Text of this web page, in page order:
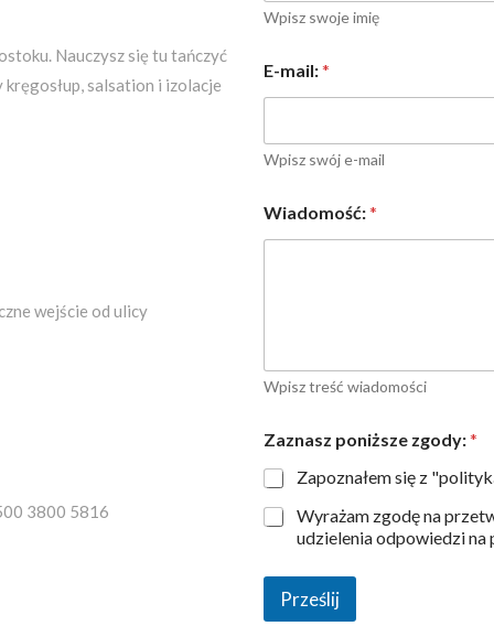
Nauczysz się tu tańczyć
kręgosłup, salsation i izolacje
wejście od ulicy
3800 5816
Wpisz swoje imię
E-mail:*
Wpisz swój e-mail
Wiadomość:*
Wpisz treść wiadomości
Zaznasz poniższe zgody:*
Zapoznałem się z
Wyrażam zgodę na
udzielenia odpowiedzi na
Prześlij